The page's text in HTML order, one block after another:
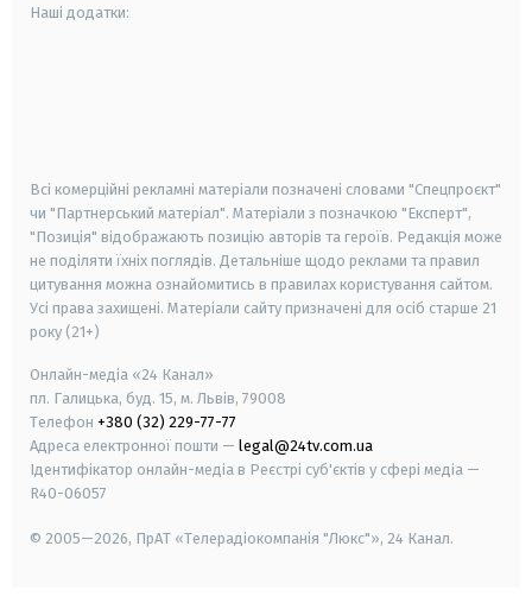
Наші додатки:
Всі комерційні рекламні матеріали позначені словами "Спецпроєкт"
чи "Партнерський матеріал". Матеріали з позначкою "Експерт",
"Позиція" відображають позицію авторів та героїв. Редакція може
не поділяти їхніх поглядів. Детальніше щодо реклами та правил
цитування можна ознайомитись в правилах користування сайтом.
Усі права захищені. Матеріали сайту призначені для осіб старше 21
року (21+)
Онлайн-медіа «24 Канал»
пл. Галицька, буд. 15, м. Львів, 79008
Телефон +380 (32) 229-77-77
Адреса електронної пошти — legal@24tv.com.ua
Ідентифікатор онлайн-медіа в Реєстрі суб'єктів у сфері медіа —
R40-06057
© 2005—2026, ПрАТ «Телерадіокомпанія "Люкс"», 24 Канал.